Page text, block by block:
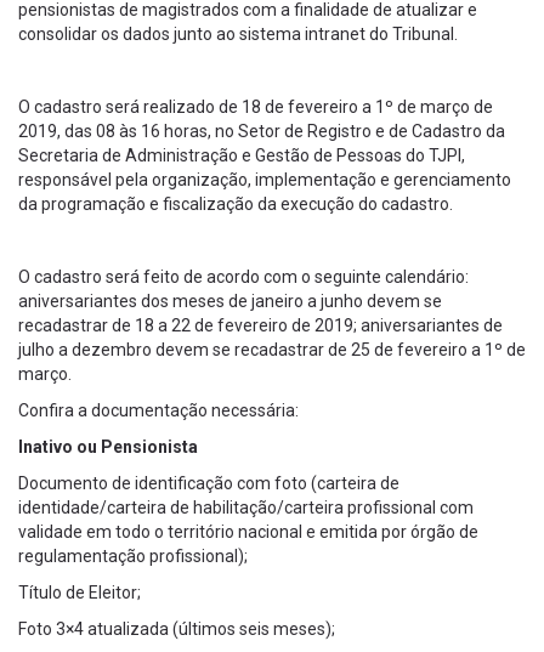
pensionistas de magistrados com a finalidade de atualizar e
consolidar os dados junto ao sistema intranet do Tribunal.
O cadastro será realizado de 18 de fevereiro a 1º de março de
2019, das 08 às 16 horas, no Setor de Registro e de Cadastro da
Secretaria de Administração e Gestão de Pessoas do TJPI,
responsável pela organização, implementação e gerenciamento
da programação e fiscalização da execução do cadastro.
O cadastro será feito de acordo com o seguinte calendário:
aniversariantes dos meses de janeiro a junho devem se
recadastrar de 18 a 22 de fevereiro de 2019; aniversariantes de
julho a dezembro devem se recadastrar de 25 de fevereiro a 1º de
março.
Confira a documentação necessária:
Inativo ou Pensionista
Documento de identificação com foto (carteira de
identidade/carteira de habilitação/carteira profissional com
validade em todo o território nacional e emitida por órgão de
regulamentação profissional);
Título de Eleitor;
Foto 3×4 atualizada (últimos seis meses);